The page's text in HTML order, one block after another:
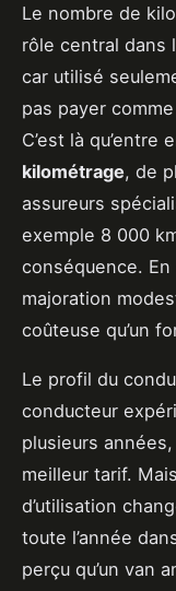
Le nombre de
rôle central dans
car utilisé
pas payer
C’est là qu’entre
kilométrage, de
assureurs
exemple 8 000
conséquence.
majoration
coûteuse qu’un
Le profil du
conducteur
plusieurs
meilleur tarif.
d’utilisation
toute l’année
perçu qu’un van